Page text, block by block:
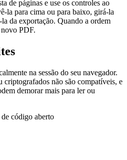
de páginas e use os controles ao
la para cima ou para baixo, girá-la
da exportação. Quando a ordem
PDF.
na sessão do seu navegador.
criptografados não são compatíveis, e
demorar mais para ler ou
código aberto